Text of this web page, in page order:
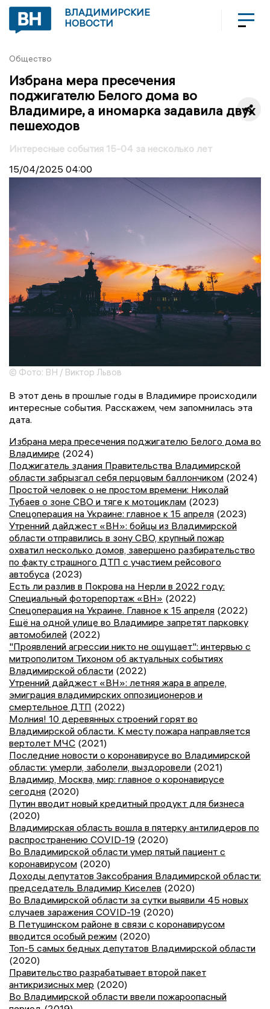
ВЛАДИМИРСКИЕ
НОВОСТИ
Общество
Избрана мера пресечения
поджигателю Белого дома во
Владимире, а иномарка задавила двух
пешеходов
Интересные события 15-04 за несколько лет
15/04/2025 04:00
© Фото: ВН / Виктор Львов
В этот день в прошлые годы в Владимире происходили
интересные события. Расскажем, чем запомнилась эта
дата.
Избрана мера пресечения поджигателю Белого дома во
Владимире (2024)
Поджигатель здания Правительства Владимирской
области забрызгал себя перцовым баллончиком (2024)
Простой человек о не простом времени: Николай
Тубаев о зоне СВО и тяге к мотоциклам (2023)
Спецоперация на Украине: главное к 15 апреля (2023)
Утренний дайджест «ВН»: бойцы из Владимирской
области отправились в зону СВО, крупный пожар
охватил несколько домов, завершено разбирательство
по факту страшного ДТП с участием рейсового
автобуса (2023)
Есть ли разлив в Покрова на Нерли в 2022 году:
Специальный фоторепортаж «ВН» (2022)
Спецоперация на Украине. Главное к 15 апреля (2022)
Ещё на одной улице во Владимире запретят парковку
автомобилей (2022)
"Проявлений агрессии никто не ощущает": интервью с
митрополитом Тихоном об актуальных событиях
Владимирской области (2022)
Утренний дайджест «ВН»: летняя жара в апреле,
эмиграция владимирских оппозиционеров и
смертельное ДТП (2022)
Молния! 10 деревянных строений горят во
Владимирской области. К месту пожара направляется
вертолет МЧС (2021)
Последние новости о коронавирусе во Владимирской
области: умерли, заболели, выздоровели (2021)
Владимир, Москва, мир: главное о коронавирусе
сегодня (2020)
Путин вводит новый кредитный продукт для бизнеса
(2020)
Владимирская область вошла в пятерку антилидеров по
распространению COVID-19 (2020)
Во Владимирской области умер пятый пациент с
коронавирусом (2020)
Доходы депутатов Заксобрания Владимирской области:
председатель Владимир Киселев (2020)
Во Владимирской области за сутки выявили 45 новых
случаев заражения COVID-19 (2020)
В Петушинском районе в связи с коронавирусом
вводится особый режим (2020)
Топ-5 самых бедных депутатов Владимирской области
(2020)
Правительство разрабатывает второй пакет
антикризисных мер (2020)
Во Владимирской области ввели пожароопасный